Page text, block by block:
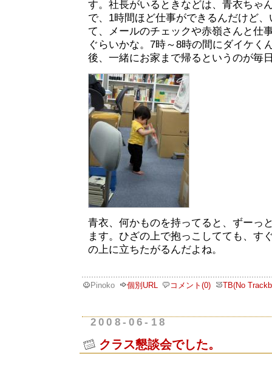
す。社長がいるときなどは、青衣ちゃ
で、1時間ほど仕事ができるんだけど
て、メールのチェックや赤嶺さんと仕
ぐらいかな。7時～8時の間にダイケく
後、一緒にお家まで帰るというのが毎
青衣、何かものを持ってると、ずーっ
ます。ひざの上で抱っこしてても、す
の上に立ちたがるんだよね。
Pinoko 個別URL コメント(0) TB(No
2008-06-18
クラス懇談会でした。